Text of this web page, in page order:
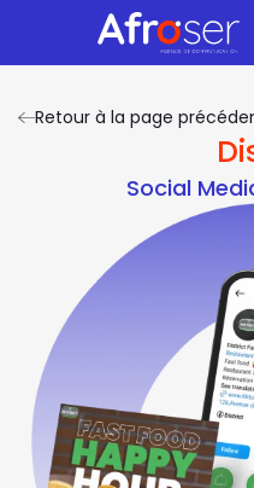
Retour à la page
Social